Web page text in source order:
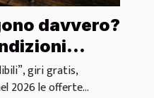
davvero?
giri gratis,
2026 le offerte...